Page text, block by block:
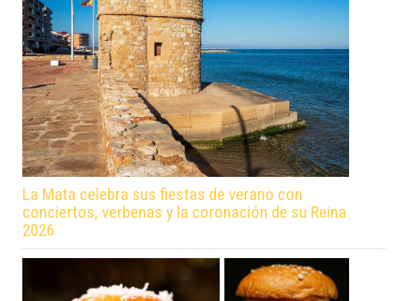
La Mata celebra sus fiestas de verano con
conciertos, verbenas y la coronación de su Reina
2026